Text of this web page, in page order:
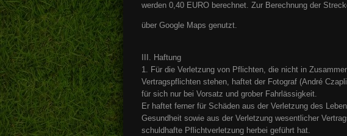
werden 0,40 EURO berechnet. Zur Berechnung der
über Google Maps genutzt.
III. Haftung
1. Für die Verletzung von Pflichten, die nicht in
Vertragspflichten stehen, haftet der Fotograf (André
für sich nur bei Vorsatz und grober Fahrlässigkeit.
Er haftet ferner für Schäden aus der Verletzung des
Gesundheit sowie aus der Verletzung wesentlicher
schuldhafte Pflichtverletzung herbei geführt hat.